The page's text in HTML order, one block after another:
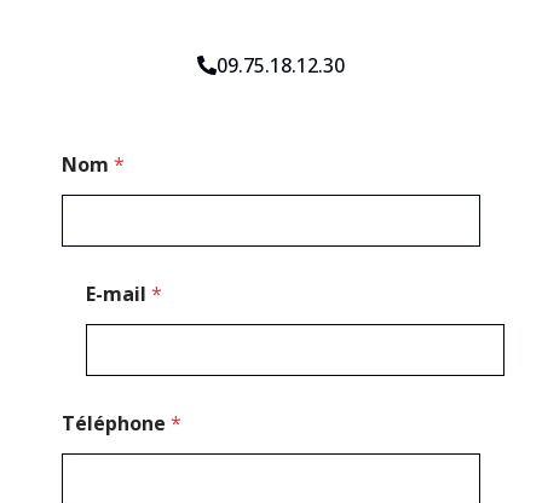
09.75.18.12.30
Nom *
E-mail *
Téléphone *